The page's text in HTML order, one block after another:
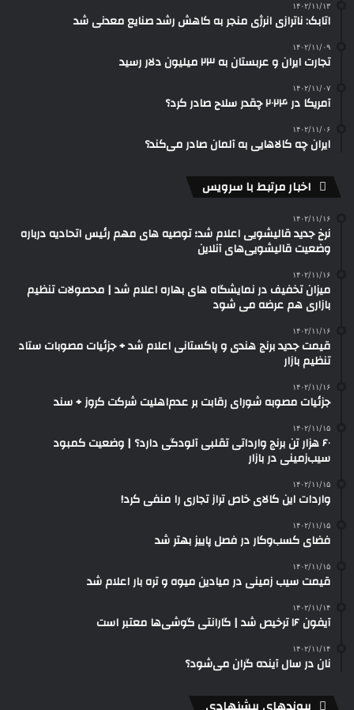
۱۴۰۲/۱۱/۱۳
اتابک: ناترازی انرژی منجر به کاهش رشد صنایع معدنی شد
۱۴۰۲/۱۱/۰۹
تجارت ایران و عربستان به ۲۳ میلیون دلار رسید
۱۴۰۲/۱۱/۰۷
آمریکا در ۲۰۲۴ چقدر سلاح صادر کرد؟
۱۴۰۲/۱۱/۰۶
ایران چه کالاهایی به آلمان صادر می‌کند؟
اخبار مرتبط با سرویس
۱۴۰۲/۱۱/۱۶
نرخ جدید قالیشویی اعلام شد؛ توصیه های مهم رئیس اتحادیه درباره
وضعیت قالیشویی‌های آنلاین
۱۴۰۲/۱۱/۱۶
میزان تخفیف در نمایشگاه‌ های بهاره اعلام شد | محصولات تنظیم
بازاری هم عرضه می شود
۱۴۰۲/۱۱/۱۶
قیمت جدید برنج هندی و پاکستانی اعلام شد + جزئیات مصوبات ستاد
تنظیم بازار
۱۴۰۲/۱۱/۱۶
جزئیات مصوبه شورای رقابت بر عدم‌اهلیت شرکت کروز + سند
۱۴۰۲/۱۱/۱۵
۶۰ هزار تن برنج وارداتی تقلبی آلودگی دارد؟ | وضعیت کمبود
سیب‌زمینی در بازار
۱۴۰۲/۱۱/۱۵
واردات این کالای خاص تراز تجاری را منفی کرد!
۱۴۰۲/۱۱/۱۵
فضای کسب‌وکار در فصل پاییز بهتر شد
۱۴۰۲/۱۱/۱۵
قیمت سیب زمینی در میادین میوه و تره بار اعلام شد
۱۴۰۲/۱۱/۱۴
آیفون ۱۶ ترخیص شد | گارانتی گوشی‌ها معتبر است
۱۴۰۲/۱۱/۱۴
نان در سال آینده گران می‌شود؟